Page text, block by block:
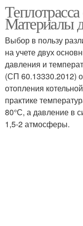
Материалы
Выбор в пользу
на учете двух
давления и
(СП 60.13330.2012)
отопления
практике
80°С, а давление в
1,5-2 атмосферы.